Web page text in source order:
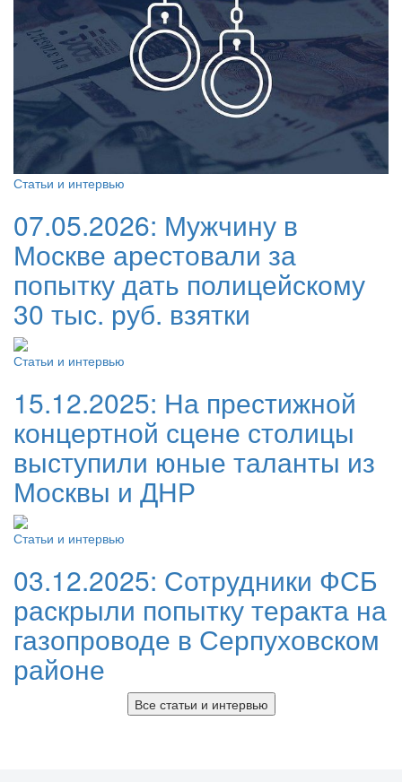
Статьи и интервью
07.05.2026: Мужчину в
Москве арестовали за
попытку дать полицейскому
30 тыс. руб. взятки
Статьи и интервью
15.12.2025: На престижной
концертной сцене столицы
выступили юные таланты из
Москвы и ДНР
Статьи и интервью
03.12.2025: Сотрудники ФСБ
раскрыли попытку теракта на
газопроводе в Серпуховском
районе
Все статьи и интервью